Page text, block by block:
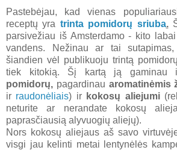
Pastebėjau, kad vienas
receptų yra trinta pomidorų sriuba.
parsivežiau iš Amsterdamo - kito
vandens. Nežinau ar tai
šiandien vėl publikuoju trintą
tiek kitokią. Šį kartą ją gaminau
pomidorų, pagardinau aromatinėmis
ir raudonėliais) ir kokosų aliejumi
neturite ar nerandate kokosų
paprasčiausią alyvuogių aliejų).
Nors kokosų aliejaus aš savo
visgi jau kelinti metai lentynėlės